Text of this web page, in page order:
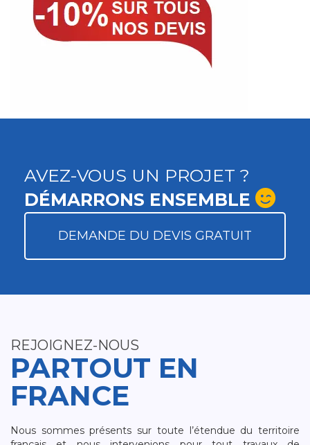
AVEZ-VOUS UN PROJET ?
DÉMARRONS ENSEMBLE
DEMANDE DU DEVIS GRATUIT
REJOIGNEZ-NOUS
PARTOUT EN
FRANCE
Nous sommes présents sur toute l’étendue du territoire